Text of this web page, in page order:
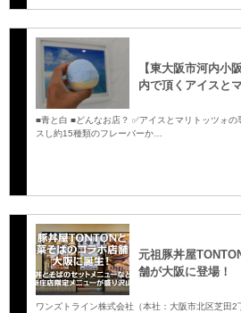
【東大阪市河内小
内で頂くアイスと
■青と白 ■どんなお店？ ✅アイスとマリトッツォの
スし約15種類のフレーバーか…
元祖豚丼屋
舗が大阪に登場！
ワンズトライン株式会社（本社：大阪市北区芝田